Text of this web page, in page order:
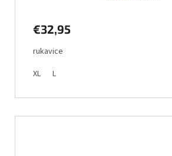
€32,95
rukavice
XL
L